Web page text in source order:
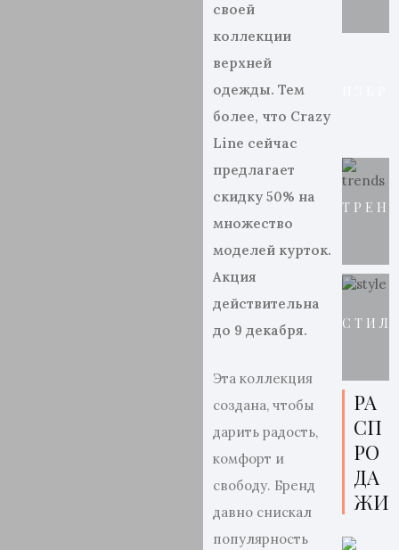
своей
коллекции
верхней
одежды. Тем
более, что Crazy
Line сейчас
предлагает
скидку 50% на
множество
моделей курток.
Акция
действительна
до 9 декабря.
Эта коллекция
создана, чтобы
дарить радость,
комфорт и
свободу. Бренд
давно снискал
популярность
РА
СП
РО
ДА
ЖИ